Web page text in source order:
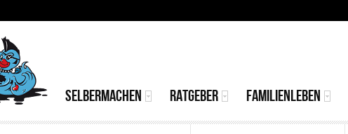
MAINMENU
SELBERMACHEN RATGEBER FAMILIENLEBEN